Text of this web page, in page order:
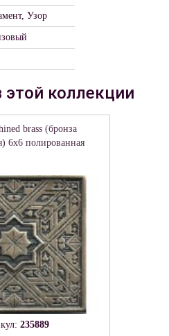
Узор
коллекции
brass (бронза
6х6 полированная
235889